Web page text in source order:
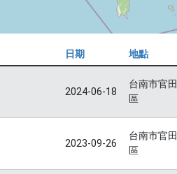
日期 地點
2024-06-18
台南市官田
區
2023-09-26
台南市官田
區